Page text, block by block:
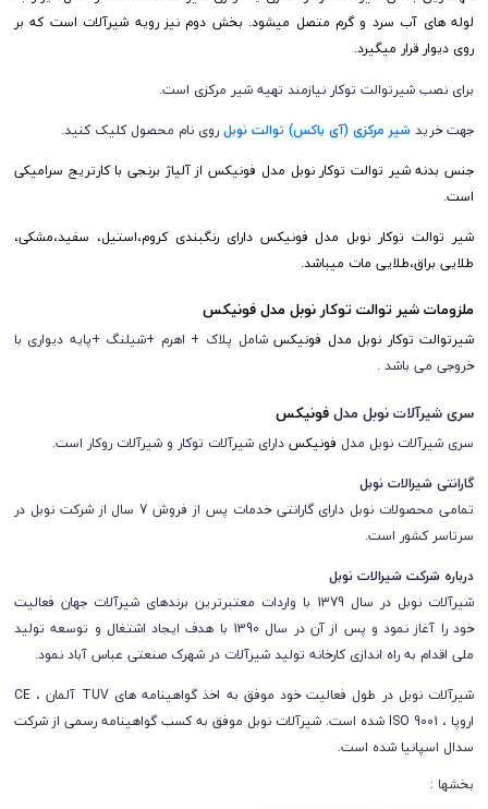
لوله های آب سرد و گرم متصل میشود. بخش دوم نیز رویه شیرآلات است که بر
روی دیوار قرار میگیرد.
برای نصب شیرتوالت توکار نیازمند تهیه شیر مرکزی است.
جهت خریدشیر مرکزی (آی باکس) توالت نوبلروی نام محصول کلیک کنید.
جنس بدنه شیر توالت توکار نوبل مدل فونیکس از آلیاژ برنجی با کارتریج سرامیکی
است.
شیر توالت توکار نوبل مدل فونیکس دارای رنگبندی کروم،استیل، سفید،مشکی،
طلایی براق،طلایی مات میباشد.
ملزومات شیر توالت توکار نوبل مدلفونیکس
شیرتوالت توکار نوبل مدل فونیکسشامل پلاک + اهرم +شیلنگ +پایه دیواری با
خروجی می باشد .
سری شیرآلات نوبل مدلفونیکس
سری شیرآلات نوبل مدل فونیکسدارای شیرآلات توکار و شیرآلات روکار است.
گارانتی شیرالات نوبل
تمامی محصولات نوبل دارایگارانتی خدمات پس از فروش 7 سال از شرکت نوبل
در
سرتاسر کشور است.
درباره شرکت شیرالات نوبل
شیرآلات نوبل در سال 1379 با واردات معتبرترین برندهای شیرآلات جهان فعالیت
خود را آغاز نمود و پس از آن در سال 1390 با هدف ایجاد اشتغال و توسعه تولید
ملی اقدام به راه اندازی کارخانه تولید شیرآلات در شهرک صنعتی عباس آباد نمود.
شیرآلات نوبل در طول فعالیت خود موفق به اخذ گواهینامه های TUV آلمان ، CE
اروپا ، ISO 9001 شده است. شیرآلات نوبل موفق به کسب گواهینامه رسمی از شرکت
سدال اسپانیا شده است.
بخشها :